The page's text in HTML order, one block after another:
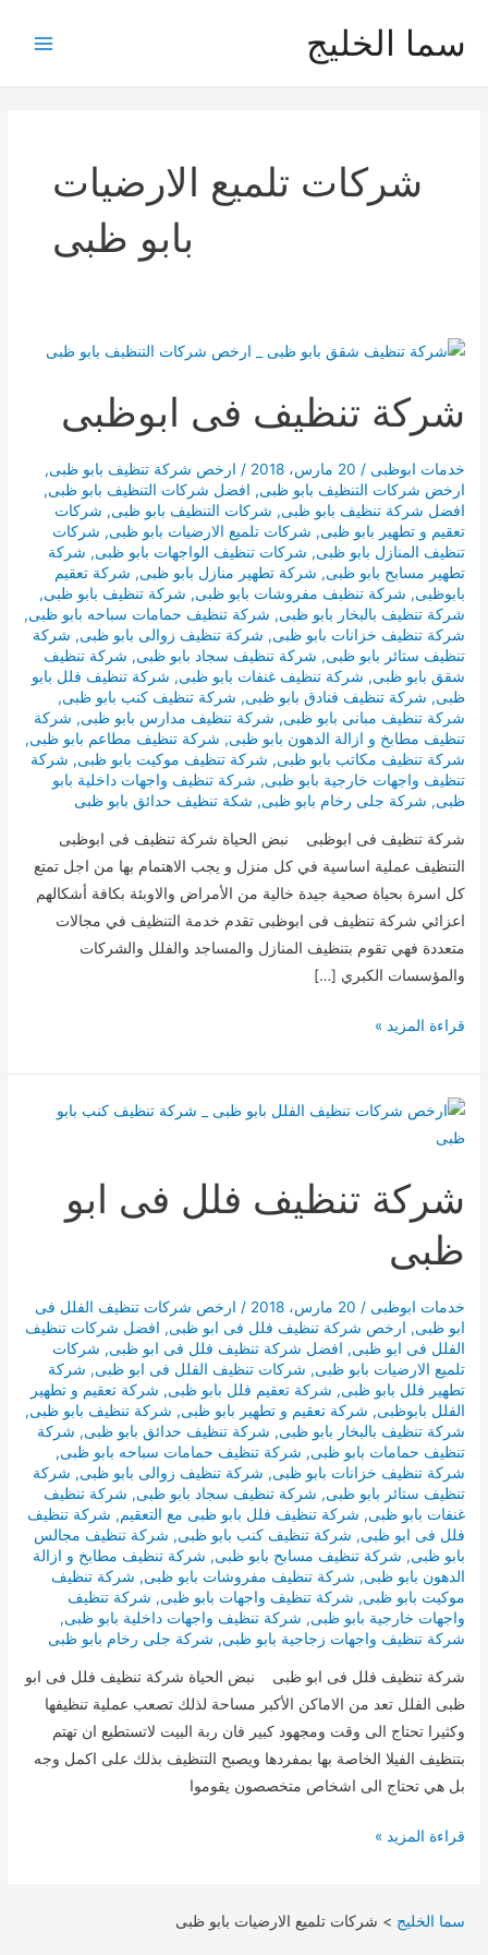
سما الخليج
شركات تلميع الارضيات
بابو ظبى
شركة تنظيف فى ابوظبى
خدمات ابوظبى / 20 مارس، 2018 / ارخص شركة تنظيف بابو ظبى,
ارخض شركات التنظيف بابو ظبى, افضل شركات التنظيف بابو ظبى,
افضل شركة تنظيف بابو ظبى, شركات التنظيف بابو ظبى, شركات
تعقيم و تطهير بابو ظبى, شركات تلميع الارضيات بابو ظبى, شركات
تنظيف المنازل بابو ظبى, شركات تنظيف الواجهات بابو ظبى, شركة
تطهير مسابح بابو ظبى, شركة تطهير منازل بابو ظبى, شركة تعقيم
بابوظبى, شركة تنظبف مفروشات بابو ظبى, شركة تنظيف بابو ظبى,
شركة تنظيف بالبخار بابو ظبى, شركة تنظيف حمامات سباحه بابو ظبى,
شركة تنظيف خزانات بابو ظبى, شركة تنظيف زوالى بابو ظبى, شركة
تنظيف ستائر بابو ظبى, شركة تنظيف سجاد بابو ظبى, شركة تنظيف
شقق بابو ظبى, شركة تنظيف غنفات بابو ظبى, شركة تنظيف فلل بابو
ظبى, شركة تنظيف فنادق بابو ظبى, شركة تنظيف كنب بابو ظبى,
شركة تنظيف مبانى بابو ظبى, شركة تنظيف مدارس بابو ظبى, شركة
تنظيف مطابخ و ازالة الدهون بابو ظبى, شركة تنظيف مطاعم بابو ظبى,
شركة تنظيف مكاتب بابو ظبى, شركة تنظيف موكيت بابو ظبى, شركة
تنظيف واجهات خارجية بابو ظبى, شركة تنظيف واجهات داخلية بابو
ظبى, شركة جلى رخام بابو ظبى, شكة تنظيف حدائق بابو ظبى
شركة تنظيف فى ابوظبى نبض الحياة شركة تنظيف فى ابوظبى
التنظيف عملية اساسية في كل منزل و يجب الاهتمام بها من اجل تمتع
كل اسرة بحياة صحية جيدة خالية من الأمراض والاوبئة بكافة أشكالهم
اعزائي شركة تنظيف فى ابوظبى تقدم خدمة التنظيف في مجالات
متعددة فهي تقوم بتنظيف المنازل والمساجد والفلل والشركات
والمؤسسات الكبري […]
شركة
فى
ابوظبى
قراءة المزيد »
شركة تنظيف فلل فى ابو
ظبى
خدمات ابوظبى / 20 مارس، 2018 / ارخص شركات تنظيف الفلل فى
ابو ظبى, ارخص شركة تنظيف فلل فى ابو ظبى, افضل شركات تنظيف
الفلل فى ابو ظبى, افضل شركة تنظيف فلل فى ابو ظبى, شركات
تلميع الارضيات بابو ظبى, شركات تنظيف الفلل فى ابو ظبى, شركة
تطهير فلل بابو ظبى, شركة تعقيم فلل بابو ظبى, شركة تعقيم و تطهير
الفلل بابوظبى, شركة تعقيم و تطهير بابو ظبى, شركة تنظيف بابو ظبى,
شركة تنظيف بالبخار بابو ظبى, شركة تنظيف حدائق بابو ظبى, شركة
تنظيف حمامات بابو ظبى, شركة تنظيف حمامات سباحه بابو ظبى,
شركة تنظيف خزانات بابو ظبى, شركة تنظيف زوالى بابو ظبى, شركة
تنظيف ستائر بابو ظبى, شركة تنظيف سجاد بابو ظبى, شركة تنظيف
غنفات بابو ظبى, شركة تنظيف فلل بابو ظبى مع التعقيم, شركة تنظيف
فلل فى ابو ظبى, شركة تنظيف كنب بابو ظبى, شركة تنظيف مجالس
بابو ظبى, شركة تنظيف مسابح بابو ظبى, شركة تنظيف مطابخ و ازالة
الدهون بابو ظبى, شركة تنظيف مفروشات بابو ظبى, شركة تنظيف
موكيت بابو ظبى, شركة تنظيف واجهات بابو ظبى, شركة تنظيف
واجهات خارجية بابو ظبى, شركة تنظيف واجهات داخلية بابو ظبى,
شركة تنظيف واجهات زجاجية بابو ظبى, شركة جلى رخام بابو ظبى
شركة تنظيف فلل فى ابو ظبى نبض الحياة شركة تنظيف فلل فى ابو
ظبى الفلل تعد من الاماكن الأكبر مساحة لذلك تصعب عملية تنظيفها
وكثيرا تحتاج الى وقت ومجهود كبير فان ربة البيت لاتستطيع ان تهتم
بتنظيف الفيلا الخاصة بها بمفردها ويصبح التنظيف بذلك على اكمل وجه
بل هي تحتاج الى اشخاص متخصصون يقوموا
شركة
قراءة المزيد »
سما الخليج > شركات تلميع الارضيات بابو ظبى